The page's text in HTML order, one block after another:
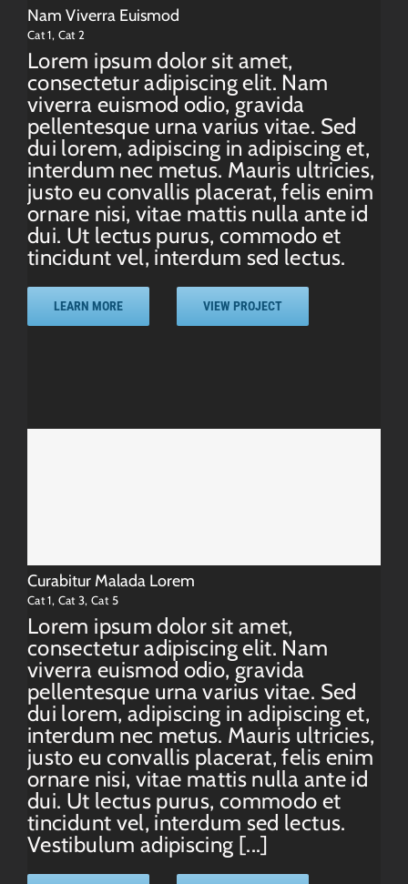
Nam Viverra Euismod
Cat 1, Cat 2
Lorem ipsum dolor sit amet,
consectetur adipiscing elit. Nam
viverra euismod odio, gravida
pellentesque urna varius vitae. Sed
dui lorem, adipiscing in adipiscing et,
interdum nec metus. Mauris ultricies,
justo eu convallis placerat, felis enim
ornare nisi, vitae mattis nulla ante id
dui. Ut lectus purus, commodo et
tincidunt vel, interdum sed lectus.
LEARN MORE VIEW PROJECT
Curabitur Malada Lorem
Cat 1, Cat 3,Cat 5
Lorem ipsum dolor sit amet,
consectetur adipiscing elit. Nam
viverra euismod odio, gravida
pellentesque urna varius vitae. Sed
dui lorem, adipiscing in adipiscing et,
interdum nec metus. Mauris ultricies,
justo eu convallis placerat, felis enim
ornare nisi, vitae mattis nulla ante id
dui. Ut lectus purus, commodo et
tincidunt vel, interdum sed lectus.
Vestibulum adipiscing [...]